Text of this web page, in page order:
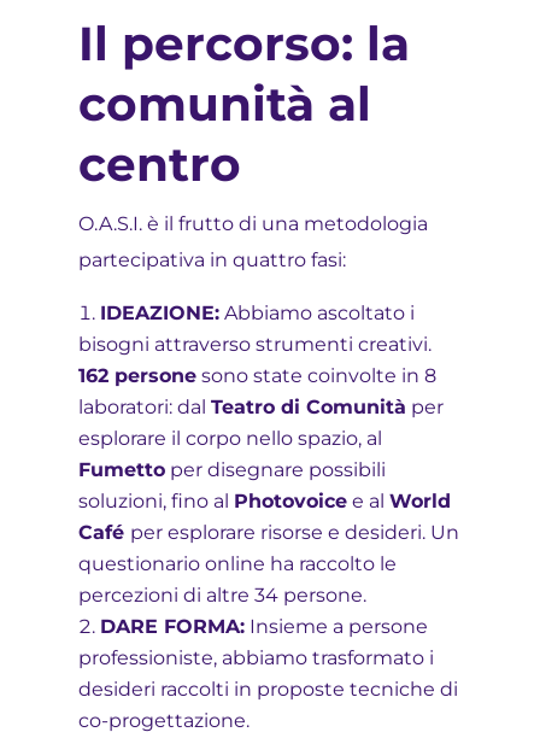
Il percorso: la
comunità al
centro
O.A.S.I. è il frutto di una metodologia
partecipativa in quattro fasi:
IDEAZIONE:Abbiamo ascoltato i
bisogni attraverso strumenti creativi.
162 personesono state coinvolte in 8
laboratori: dal Teatro di Comunità per
esplorare il corpo nello spazio, al
Fumettoper disegnare possibili
soluzioni, fino al Photovoicee al World
Café per esplorare risorse e desideri. Un
questionario online ha raccolto le
percezioni di altre 34 persone.
DARE FORMA:Insieme a persone
professioniste, abbiamo trasformato i
desideri raccolti in proposte tecniche di
co-progettazione.